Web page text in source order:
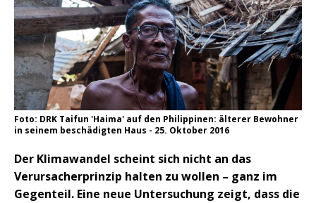
Foto: DRK Taifun 'Haima' auf den Philippinen: älterer Bewohner
in seinem beschädigten Haus - 25. Oktober 2016
Der Klimawandel scheint sich nicht an das
Verursacherprinzip halten zu wollen – ganz im
Gegenteil. Eine neue Untersuchung zeigt, dass die